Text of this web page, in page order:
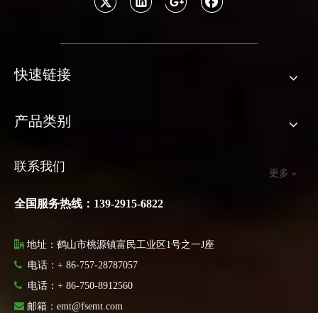
快速链接
产品类别
联系我们 更多 »
全国服务热线：139-2915-6822
 地址：鹤山市桃源镇富民工业区1号之一J座
 电话：+ 86-757-28787057
 电话： + 86-750-8912560
 邮箱： emt@fsemt.com